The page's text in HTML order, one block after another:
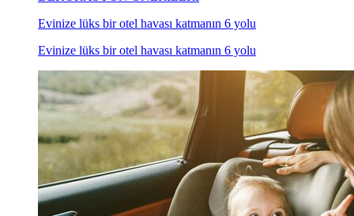
Evinize lüks bir otel havası katmanın 6 yolu
Evinize lüks bir otel havası katmanın 6 yolu